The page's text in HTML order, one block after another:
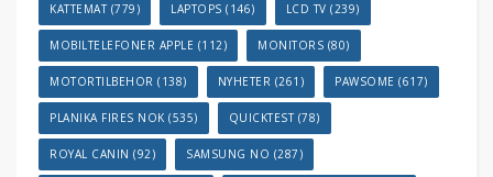
KATTEMAT(779) LAPTOPS (146) LCD TV (239)
MOBILTELEFONER APPLE (112) MONITORS (80)
MOTORTILBEHOR (138) NYHETER (261) PAWSOME (617)
PLANIKA FIRES NOK (535) QUICKTEST(78)
ROYAL CANIN (92) SAMSUNG NO (287)